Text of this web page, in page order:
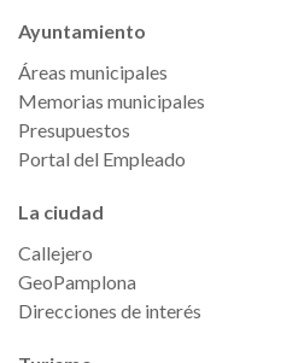
Ayuntamiento
Áreas municipales
Memorias municipales
Presupuestos
Portal del Empleado
La ciudad
Callejero
GeoPamplona
Direcciones de interés